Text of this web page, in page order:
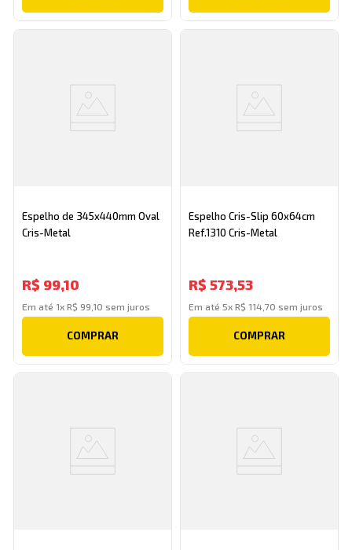
Espelho de 345x440mm Oval
Cris-Metal
R$ 99,10
Em até 1xR$ 99 10 sem juros
COMPRAR
Espelho Cris-Slip 60x64cm
Ref.1310 Cris-Metal
R$ 573,53
Em até 5x R$ 114 70 sem juros
COMPRAR